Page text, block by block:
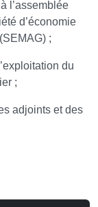
l’assemblée
d’économie
;
du
;
adjoints et des